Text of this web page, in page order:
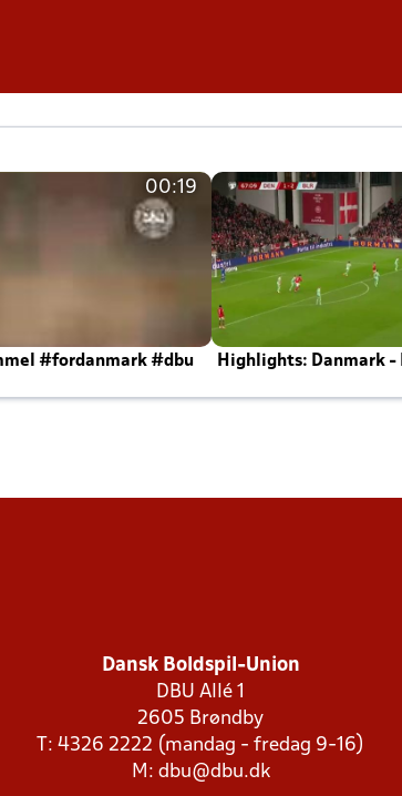
00:19
#fordanmark #dbu
Highlights: Danmark -
Dansk Boldspil-Union
DBU Allé 1
2605 Brøndby
T: 4326 2222 (mandag - fredag 9-16)
M: dbu@dbu.dk